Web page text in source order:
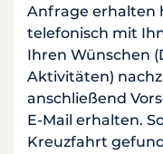
Anfrage erhalten
telefonisch mit
Ihren Wünschen
Aktivitäten)
anschließend
E-Mail erhalten.
Kreuzfahrt